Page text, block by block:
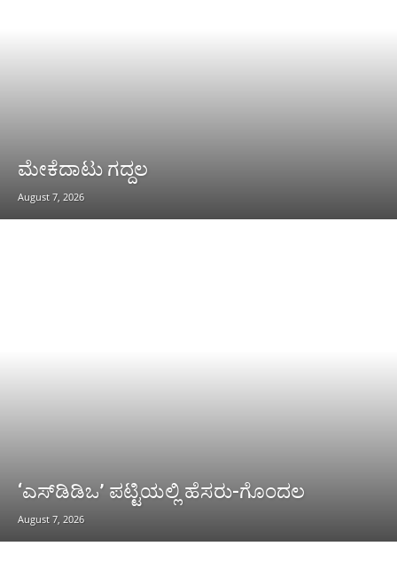
ಮೇಕೆದಾಟು ಗದ್ದಲ
August 7, 2026
‘ಎಸ್‌ಡಿಡಿಒ’ ಪಟ್ಟಿಯಲ್ಲಿ ಹೆಸರು-ಗೊಂದಲ
August 7, 2026